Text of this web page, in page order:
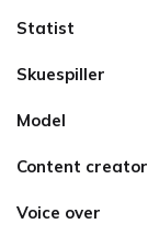
Statist
Skuespiller
Model
Content creator
Voice over